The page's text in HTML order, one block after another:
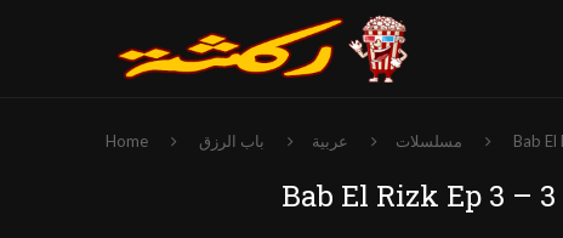
Home مسلسلات عربية باب الرزق